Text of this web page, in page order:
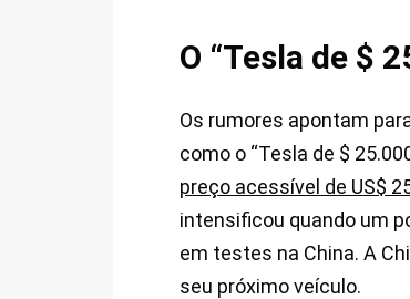
O “Tesla de $
Os rumores apontam
como o “Tesla de $
preço acessível de US$
intensificou quando um
em testes na China. A
seu próximo veículo.